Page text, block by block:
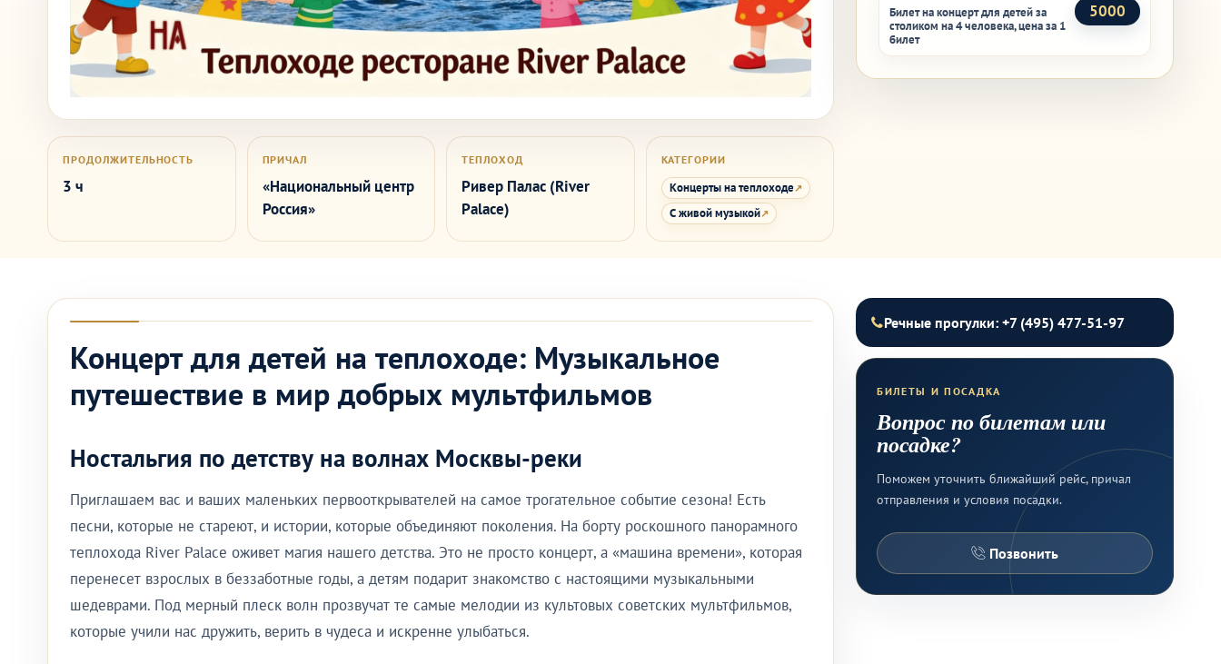
ПРОДОЛЖИТЕЛЬНОСТЬ
3 ч
ПРИЧАЛ
«Национальный центр
Россия»
ТЕПЛОХОД
Ривер Палас (River
Palace)
КАТЕГОРИИ
Концерты на теплоходе
С живой музыкой
Билет на концерт для детей за
столиком на 4 человека, цена за 1
билет
5000
Концерт для детей на теплоходе: Музыкальное
путешествие в мир добрых мультфильмов
Ностальгия по детству на волнах Москвы-реки
Приглашаем вас и ваших маленьких первооткрывателей на самое трогательное событие сезона! Есть
песни, которые не стареют, и истории, которые объединяют поколения. На борту роскошного панорамного
теплохода River Palace оживет магия нашего детства. Это не просто концерт, а «машина времени», которая
перенесет взрослых в беззаботные годы, а детям подарит знакомство с настоящими музыкальными
шедеврами. Под мерный плеск волн прозвучат те самые мелодии из культовых советских мультфильмов,
которые учили нас дружить, верить в чудеса и искренне улыбаться.
Речные прогулки: +7 (495) 477-51-97
БИЛЕТЫ И ПОСАДКА
Вопрос по билетам или
посадке?
Поможем уточнить ближайший рейс, причал
отправления и условия посадки.
Позвонить